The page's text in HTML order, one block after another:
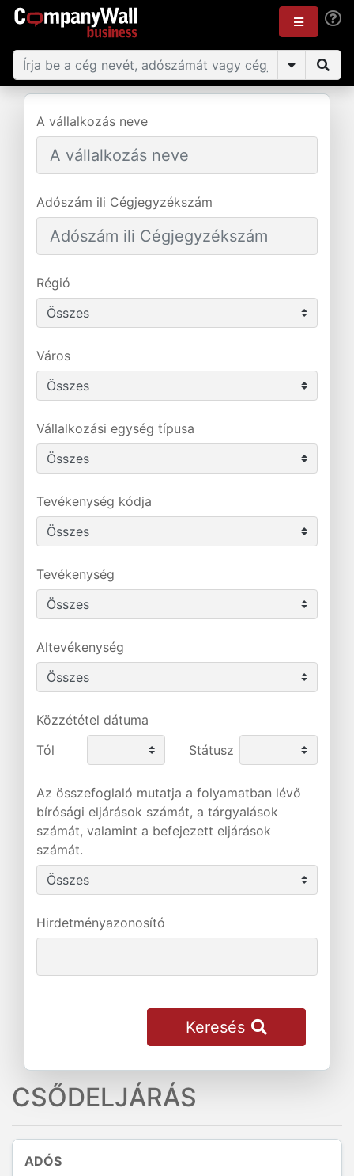
A vállalkozás neve
Adószám ili Cégjegyzékszám
Régió
Város
Vállalkozási egység típusa
Tevékenység kódja
Tevékenység
Altevékenység
Közzététel dátuma
Tól
Státusz
Az összefoglaló mutatja a folyamatban lévő
bírósági eljárások számát, a tárgyalások
számát, valamint a befejezett eljárások
számát.
Hirdetményazonosító
Keresés
CSŐDELJÁRÁS
ADÓS